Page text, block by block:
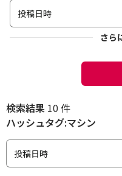
投稿日時
さら
検索結果 10 件
ハッシュタグ:マシン
投稿日時